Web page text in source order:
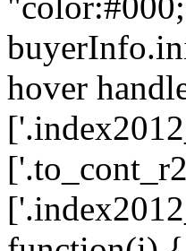
hover